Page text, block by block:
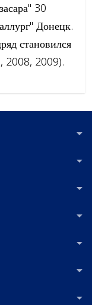
30
Донецк.
становился
2008, 2009).